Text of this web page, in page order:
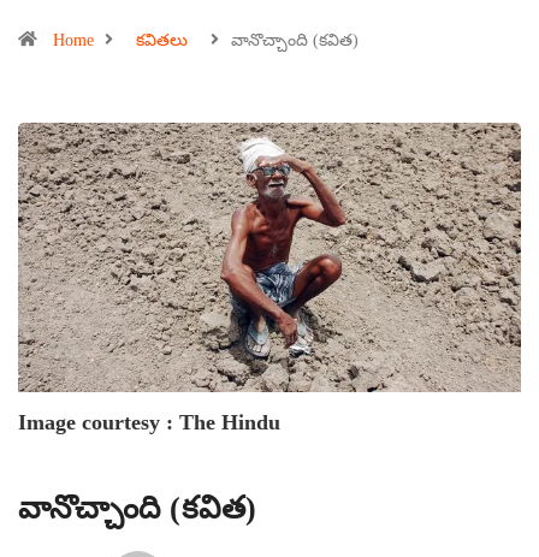
Home కవితలు వానొచ్చాంది (కవిత)
Image courtesy : The Hindu
వానొచ్చాంది (కవిత)